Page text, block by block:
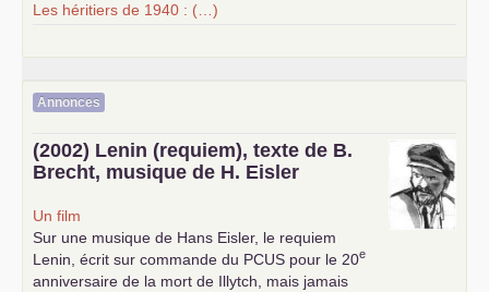
Les héritiers de 1940 : (…)
Annonces
(2002) Lenin (requiem), texte de B.
Brecht, musique de H. Eisler
Un film
Sur une musique de Hans Eisler, le requiem
Lenin, écrit sur commande du PCUS pour le 20e
anniversaire de la mort de Illytch, mais jamais